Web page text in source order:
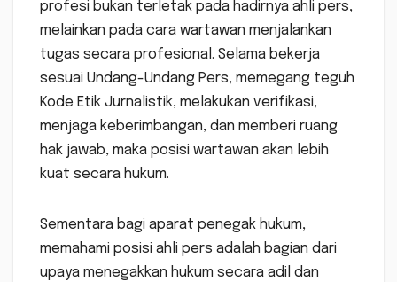
profesi bukan terletak pada hadirnya ahli pers,
melainkan pada cara wartawan menjalankan
tugas secara profesional. Selama bekerja
sesuai Undang-Undang Pers, memegang teguh
Kode Etik Jurnalistik, melakukan verifikasi,
menjaga keberimbangan, dan memberi ruang
hak jawab, maka posisi wartawan akan lebih
kuat secara hukum.
Sementara bagi aparat penegak hukum,
memahami posisi ahli pers adalah bagian dari
upaya menegakkan hukum secara adil dan